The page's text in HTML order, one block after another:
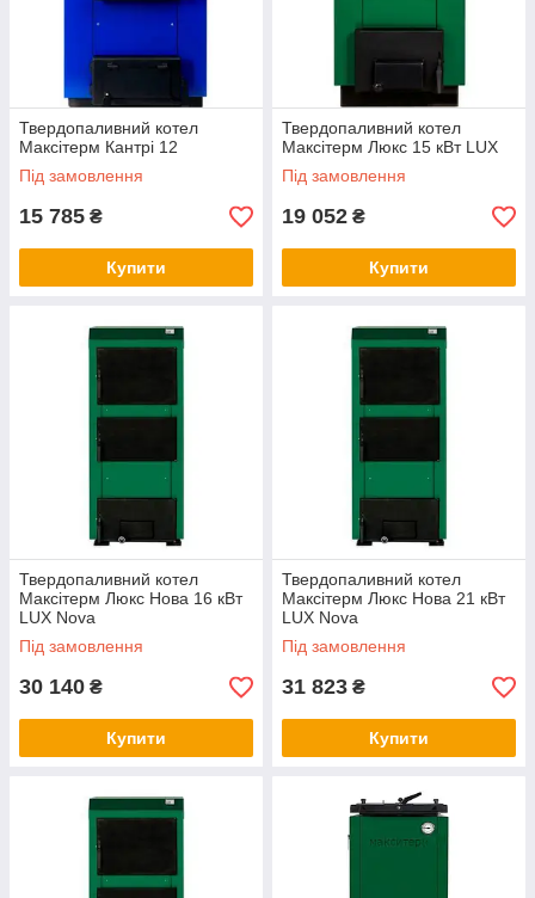
Твердопаливний котел
Максітерм Кантрі 12
Під замовлення
15 785 ₴
Купити
Твердопаливний котел
Максітерм Люкс 15 кВт LUX
Під замовлення
19 052 ₴
Купити
Твердопаливний котел
Максітерм Люкс Нова 16 кВт
LUX Nova
Під замовлення
30 140 ₴
Купити
Твердопаливний котел
Максітерм Люкс Нова 21 кВт
LUX Nova
Під замовлення
31 823 ₴
Купити